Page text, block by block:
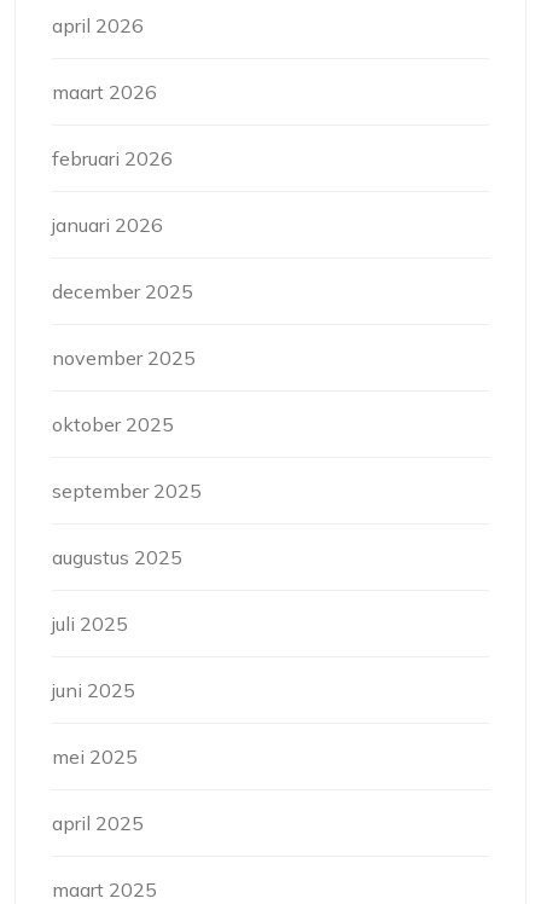
april 2026
maart 2026
februari 2026
januari 2026
december 2025
november 2025
oktober 2025
september 2025
augustus 2025
juli 2025
juni 2025
mei 2025
april 2025
maart 2025